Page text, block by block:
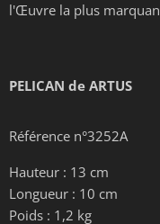
l'Œuvre la plus
PELICAN de ARTUS
Référence n°3252A
Hauteur : 13 cm
Longueur : 10 cm
Poids : 1,2 kg